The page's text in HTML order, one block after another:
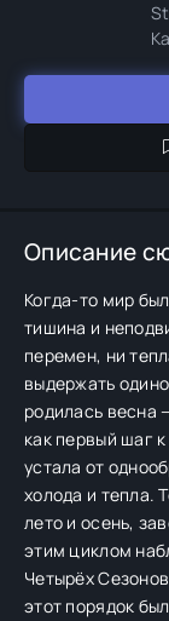
Описание
Когда-то мир
тишина и
перемен, ни
выдержать
родилась весна
как первый шаг
устала от
холода и тепла.
лето и осень,
этим циклом
Четырёх
этот порядок